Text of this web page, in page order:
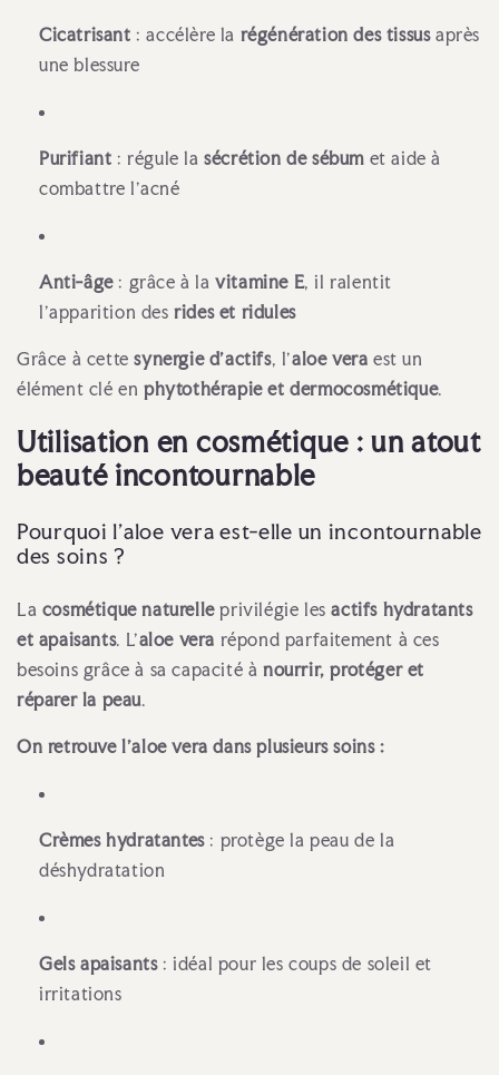
Cicatrisant : accélère la régénération des tissusaprès
une blessure
Purifiant : régule lasécrétion de sébum et aide à
combattre l’acné
Anti-âge: grâce à lavitamine E, il ralentit
l’apparition desrides et ridules
Grâce à cettesynergie d’actifs, l’aloe vera est un
élément clé en phytothérapie et dermocosmétique.
Utilisation en cosmétique : un atout
beauté incontournable
Pourquoi l'aloe vera est-elle un incontournable
des soins ?
La cosmétique naturelleprivilégie lesactifs hydratants
et apaisants. L’aloe vera répond parfaitement à ces
besoins grâce à sa capacité ànourrir, protéger et
réparer la peau.
On retrouve l’aloe vera dans plusieurs soins :
Crèmes hydratantes: protège la peau de la
déshydratation
Gels apaisants: idéal pour les coups de soleil et
irritations